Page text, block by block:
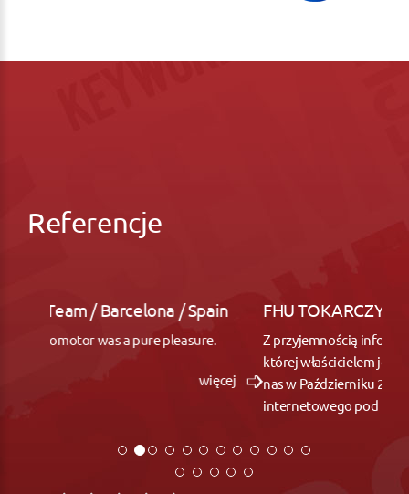
Referencje
FHU TOKARCZYK / Łagiewniki k. Wrocław
Z przyjemnością informuję, że firma SitePromotor,
której właścicielem jest Przemysław Uliasz, wykonała dla
nas w Październiku 2017 usługę budowy sklepu
internetowego pod nazwą BATTERYLIGHT.PL